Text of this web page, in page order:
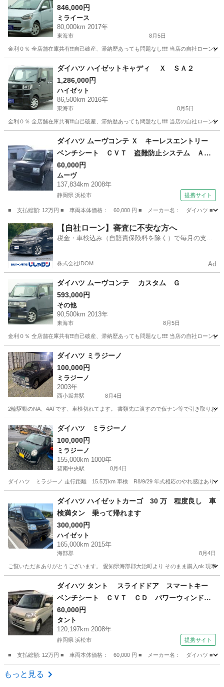
846,000円
ミライース
80,000km 2017年
東海市 8月5日
金利０％ 全店舗在庫共有❗️❗️自己破産、滞納歴あっても問題なし❗️❗️❗️ 当店の自社ロ
愛知 ミライース 頭金
ダイハツ ハイゼットキャディ Ｘ ＳＡ２
1,286,000円
ハイゼット
86,500km 2016年
東海市 8月5日
金利０％ 全店舗在庫共有❗️❗️自己破産、滞納歴あっても問題なし❗️❗️❗️ 当店の自社ロ
ハイゼット
ダイハツ ムーヴコンテ Ｘ キーレスエントリー
ベンチシート ＣＶＴ 盗難防止システム ＡＢ
Ｓ ＣＤ 衝突安全ボディ エアコン パワース
テアリング パワーウィンドウ （車検整備付）
60,000円
ムーヴ
137,834km 2008年
静岡県 浜松市 提携サイト
■ 支払総額: 12万円 ■ 車両本体価格： 60,000 円 ■ メーカー名： ダイハツ ■
静岡 浜松市 ムーヴ
【自社ローン】審査に不安な方へ
税金・車検込み（自賠責保険料を除く）で毎月の支払
株式会社IDOM Ad
ダイハツ ムーヴコンテ カスタム Ｇ
593,000円
その他
90,500km 2013年
東海市 8月5日
金利０％ 全店舗在庫共有❗️❗️自己破産、滞納歴あっても問題なし❗️❗️❗️ 当店の自社ロ
愛知 東海市 その他 ムーヴコンテ
ダイハツ ミラジーノ
100,000円
ミラジーノ
2003年
西小坂井駅 8月4日
2輪駆動のNA、4ATです、車検切れてます。 書類先に渡すので仮ナン等で引き取りお願
愛知 豊橋市 西小坂井駅 ミラジーノ
ダイハツ ミラジーノ
100,000円
ミラジーノ
155,000km 1000年
碧南中央駅 8月4日
ダイハツ ミラジーノ 走行距離 15.5万km 車検 R8/9/29 年式相応のやれ感はありま
碧南中央駅 ミラジーノ 走行距離
ダイハツ ハイゼットカーゴ 30 万 程度良し 車
検満タン 乗って帰れます
300,000円
ハイゼット
165,000km 2015年
海部郡 8月4日
ご覧いただきありがとうございます。 愛知県海部郡大治町より そのまま購入ok
ハイゼット ハイゼットカーゴ
ダイハツ タント スライドドア スマートキー
ベンチシート ＣＶＴ ＣＤ パワーウィンド
ウ 運転席エアバッグ 法定整備付 （車検整備
付）
60,000円
タント
120,197km 2008年
静岡県 浜松市 提携サイト
■ 支払総額: 12万円 ■ 車両本体価格： 60,000 円 ■ メーカー名： ダイハツ ■
静岡 浜松市
もっと見る